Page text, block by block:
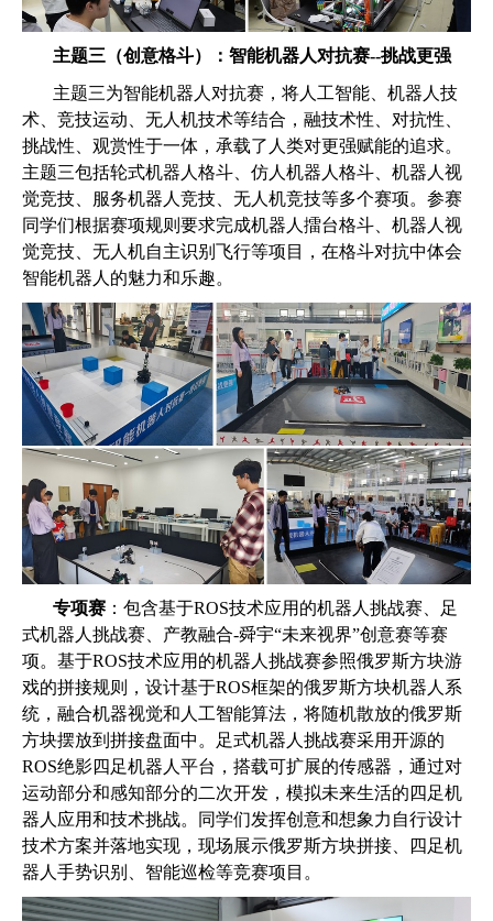
主题三（创意格斗）：智能机器人对抗赛--挑战更强
主题三为智能机器人对抗赛，将人工智能、机器人技
术、竞技运动、无人机技术等结合，融技术性、对抗性、
挑战性、观赏性于一体，承载了人类对更强赋能的追求。
主题三包括轮式机器人格斗、仿人机器人格斗、机器人视
觉竞技、服务机器人竞技、无人机竞技等多个赛项。参赛
同学们根据赛项规则要求完成机器人擂台格斗、机器人视
觉竞技、无人机自主识别飞行等项目，在格斗对抗中体会
智能机器人的魅力和乐趣。
专项赛 ：包含基于ROS技术应用的机器人挑战赛、足
式机器人挑战赛、产教融合-舜宇“未来视界”创意赛等赛
项。基于ROS技术应用的机器人挑战赛参照俄罗斯方块游
戏的拼接规则，设计基于ROS框架的俄罗斯方块机器人系
统，融合机器视觉和人工智能算法，将随机散放的俄罗斯
方块摆放到拼接盘面中。足式机器人挑战赛采用开源的
ROS绝影四足机器人平台，搭载可扩展的传感器，通过对
运动部分和感知部分的二次开发，模拟未来生活的四足机
器人应用和技术挑战。同学们发挥创意和想象力自行设计
技术方案并落地实现，现场展示俄罗斯方块拼接、四足机
器人手势识别、智能巡检等竞赛项目。